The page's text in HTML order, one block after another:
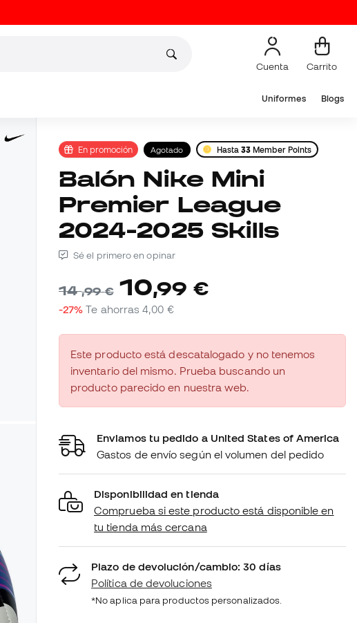
Cuenta Carrito
Uniformes Blogs
En promoción Agotado Hasta33 Member Points
Balón Nike Mini
Premier League
2024-2025 Skills
Sé el primero en opinar
14,99 € 10,99 €
-27% Te ahorras4,00 €
Este producto está descatalogado y no tenemos
inventario del mismo. Prueba buscando un
producto parecido en nuestra web.
Enviamos tu pedido a United States of America
Gastos de envío según el volumen del pedido
Disponibilidad en tienda
Comprueba si este producto está disponible en
tu tienda más cercana
Plazo de devolución/cambio: 30 días
Política de devoluciones
*No aplica para productos personalizados.